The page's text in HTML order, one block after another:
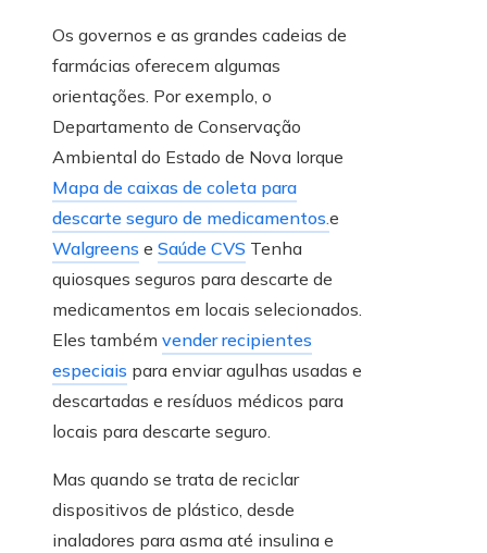
Os governos e as grandes cadeias de
farmácias oferecem algumas
orientações. Por exemplo, o
Departamento de Conservação
Ambiental do Estado de Nova Iorque
Mapa de caixas de coleta para
descarte seguro de medicamentos.e
Walgreens e Saúde CVS Tenha
quiosques seguros para descarte de
medicamentos em locais selecionados.
Eles também vender recipientes
especiais para enviar agulhas usadas e
descartadas e resíduos médicos para
locais para descarte seguro.
Mas quando se trata de reciclar
dispositivos de plástico, desde
inaladores para asma até insulina e